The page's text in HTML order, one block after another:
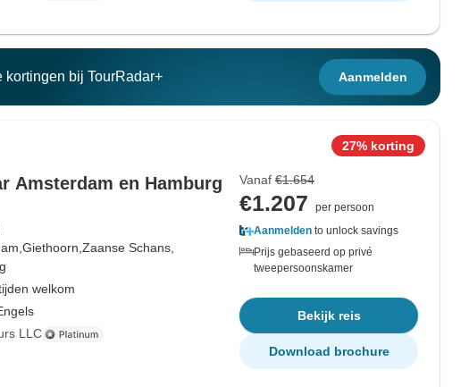
kortingen bij TourRadar+ Aanmelden
Amsterdam en Hamburg
Giethoorn, Zaanse Schans,
welkom
LLC
27% korting
Vanaf €1.654
€1.207
per persoon
Aanmelden to unlock savings
Prijs gebaseerd op privé
tweepersoonskamer
Bekijk reis
Download brochure